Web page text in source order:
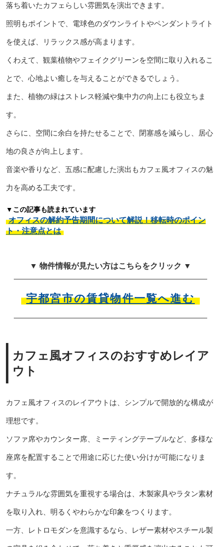
落ち着いたカフェらしい雰囲気を演出できます。
照明もポイントで、電球色のダウンライトやペンダントライト
を使えば、リラックス感が高まります。
くわえて、観葉植物やフェイクグリーンを空間に取り入れるこ
とで、心地よい癒しを与えることができるでしょう。
また、植物の緑はストレス軽減や集中力の向上にも役立ちま
す。
さらに、空間に余白を持たせることで、閉塞感を減らし、居心
地の良さが向上します。
音楽や香りなど、五感に配慮した演出もカフェ風オフィスの魅
力を高める工夫です。
▼この記事も読まれています
オフィスの解約予告期間について解説！移転時のポイン
ト・注意点とは
▼ 物件情報が見たい方はこちらをクリック ▼
宇都宮市の賃貸物件一覧へ進む
カフェ風オフィスのおすすめレイア
ウト
カフェ風オフィスのレイアウトは、シンプルで開放的な構成が
理想です。
ソファ席やカウンター席、ミーティングテーブルなど、多様な
座席を配置することで用途に応じた使い分けが可能になりま
す。
ナチュラルな雰囲気を重視する場合は、木製家具やラタン素材
を取り入れ、明るくやわらかな印象をつくります。
一方、レトロモダンを意識するなら、レザー素材やスチール製